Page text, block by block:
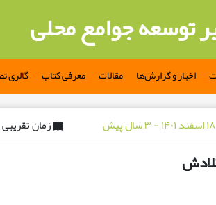
توسعه جوامع محلی
اخبار و گزارش‌ها مقالات معرفی کتاب گالری
۱۸ اسفند ۱۴۰۱ - ۳ سال پیش زمان تقریبی